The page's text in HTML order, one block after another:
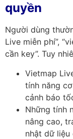
quyền
Người dùng
Live miễn phí”,
cần key”. Tuy
Vietmap
tính năng
cảnh báo
Những tính
nâng cao,
nhật dữ liệu